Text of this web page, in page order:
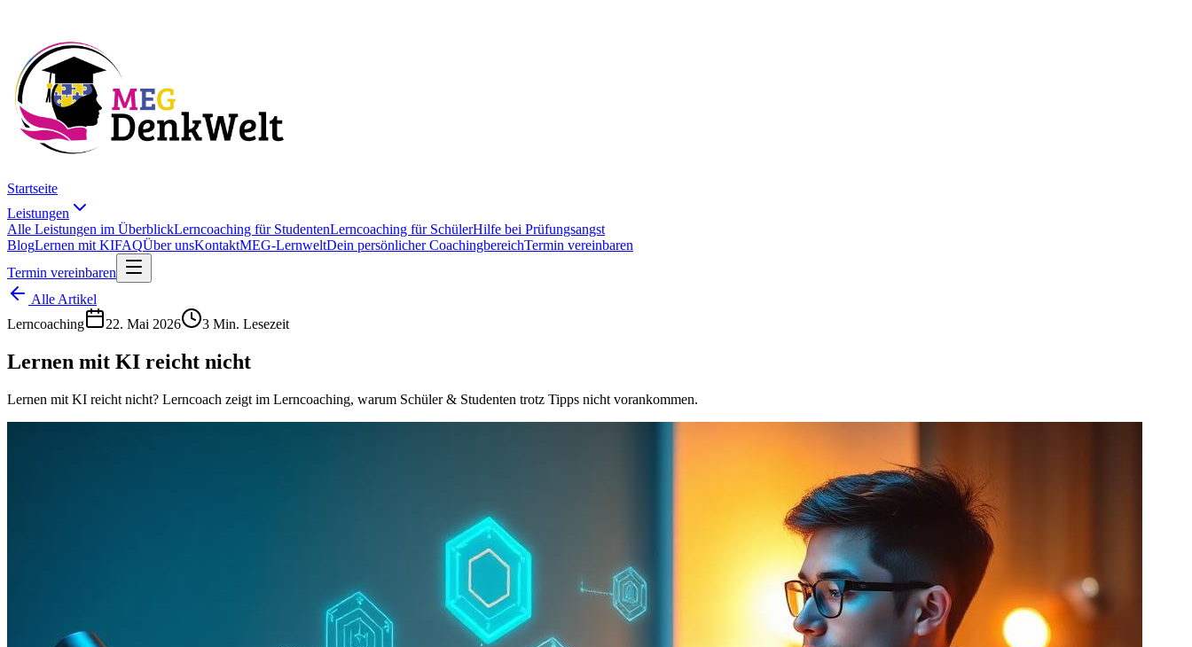
Startseite
Leistungen
Alle Leistungen im ÜberblickLerncoaching für StudentenLerncoaching für SchülerHilfe bei Prüfungsangst
BlogLernen mit KIFAQÜber unsKontaktMEG-LernweltDein persönlicher CoachingbereichTermin vereinbaren
Termin vereinbaren
Alle Artikel
Lerncoaching
22. Mai 2026 3 Min. Lesezeit
Lernen mit KI reicht nicht
Lernen mit KI reicht nicht? Lerncoach zeigt im Lerncoaching, warum Schüler & Studenten trotz Tipps nicht vorankommen.